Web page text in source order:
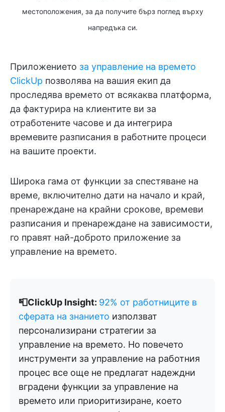
местоположения, за да получите бърз поглед върху
напредъка си.
Приложението за управление на времето
ClickUp позволява на вашия екип да
проследява времето от всякаква платформа,
да фактурира на клиентите ви за
отработените часове и да интегрира
времевите разписания в работните процеси
на вашите проекти.
Широка гама от функции за спестяване на
време, включително дати на начало и край,
пренареждане на крайни срокове, времеви
разписания и пренареждане на зависимости,
го правят най-доброто приложение за
управление на времето.
📮ClickUp Insight: 92% от работниците в
сферата на знанието използват
персонализирани стратегии за
управление на времето. Но повечето
инструменти за управление на работния
процес все още не предлагат надеждни
вградени функции за управление на
времето или приоритизиране, което